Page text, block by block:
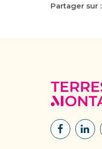
Partager sur :
Lien
Lien